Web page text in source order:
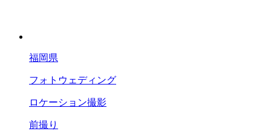
福岡県
フォトウェディング
ロケーション撮影
前撮り